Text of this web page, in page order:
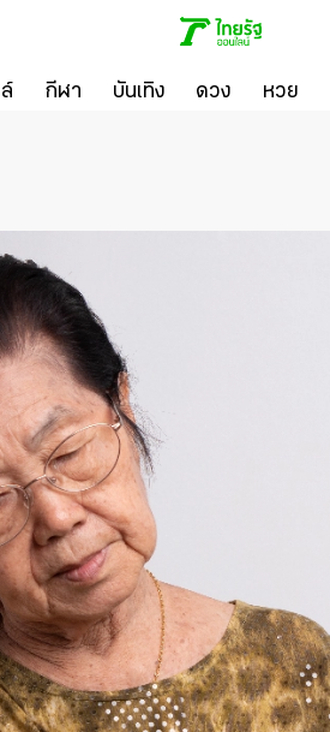
กีฬา บันเทิง ดวง หวย